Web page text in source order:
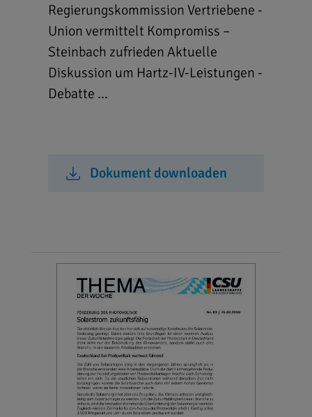
Regierungskommission Vertriebene -
Union vermittelt Kompromiss –
Steinbach zufrieden Aktuelle
Diskussion um Hartz-IV-Leistungen -
Debatte ...
Dokument downloaden